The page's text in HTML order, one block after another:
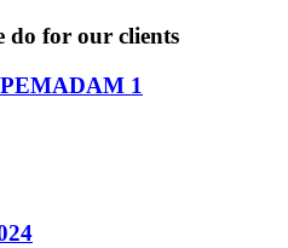
do for our clients
1